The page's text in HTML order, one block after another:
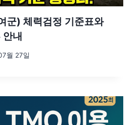
군) 체력검정 기준표와
내
월 27일